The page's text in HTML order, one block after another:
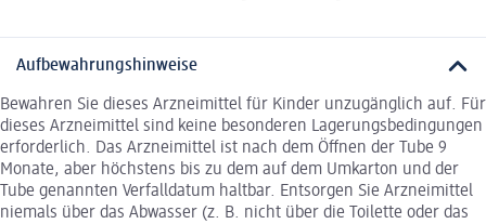
Aufbewahrungshinweise
Bewahren Sie dieses Arzneimittel für Kinder unzugänglich auf. Für
dieses Arzneimittel sind keine besonderen Lagerungsbedingungen
erforderlich. Das Arzneimittel ist nach dem Öffnen der Tube 9
Monate, aber höchstens bis zu dem auf dem Umkarton und der
Tube genannten Verfalldatum haltbar. Entsorgen Sie Arzneimittel
niemals über das Abwasser (z. B. nicht über die Toilette oder das